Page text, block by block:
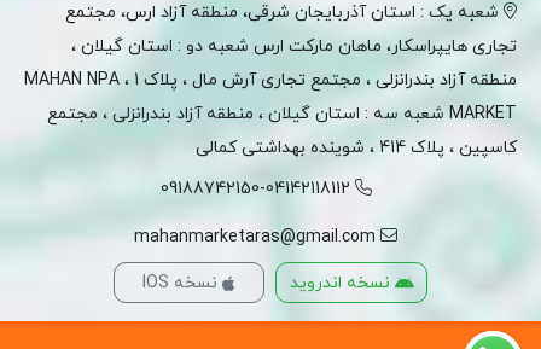
شعبه یک : استان آذربایجان شرقی، منطقه آزاد ارس، مجتمع
تجاری هایپراسکار، ماهان مارکت ارس شعبه دو : استان گیلان ،
منطقه آزاد بندرانزلی ، مجتمع تجاری آرش مال ، پلاک 1 ، MAHAN NPA
MARKET شعبه سه : استان گیلان ، منطقه آزاد بندرانزلی ، مجتمع
کاسپین ، پلاک 414 ، شوینده بهداشتی کمالی
09188742150-04142118112
mahanmarketaras@gmail.com
نسخه اندروید
نسخه IOS